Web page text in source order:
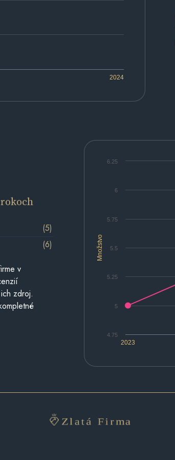
2024
Množstvo
2023
4.75
5
5.25
5.5
5.75
6
6.25
(5)
(6)
v
zdroj.